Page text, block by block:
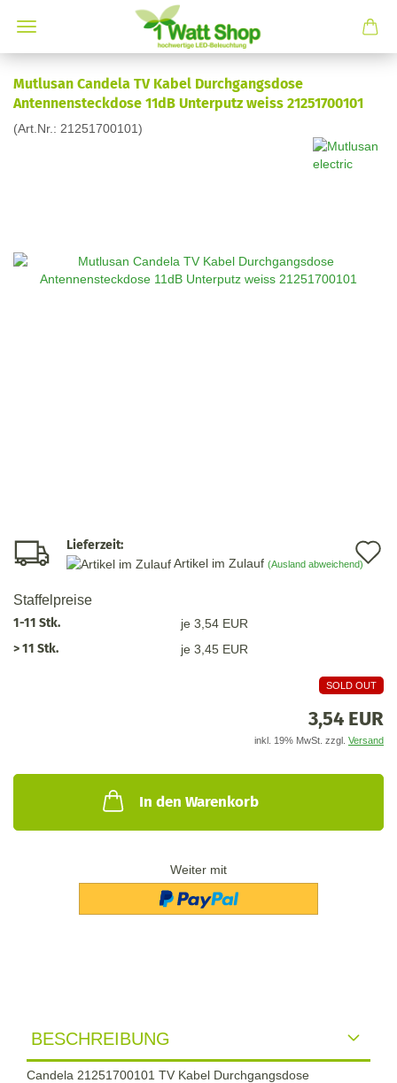
Mutlusan Candela TV Kabel Durchgangsdose
Antennensteckdose 11dB Unterputz weiss 21251700101
(Art.Nr.: 21251700101)
Lieferzeit:
Artikel im Zulauf (Ausland abweichend)
Staffelpreise
1-11 Stk.
je 3,54 EUR
> 11 Stk. je 3,45 EUR
SOLD OUT
3,54 EUR
inkl. 19% MwSt. zzgl. Versand
In den Warenkorb
Weiter mit
BESCHREIBUNG
Candela 21251700101 TV Kabel Durchgangsdose